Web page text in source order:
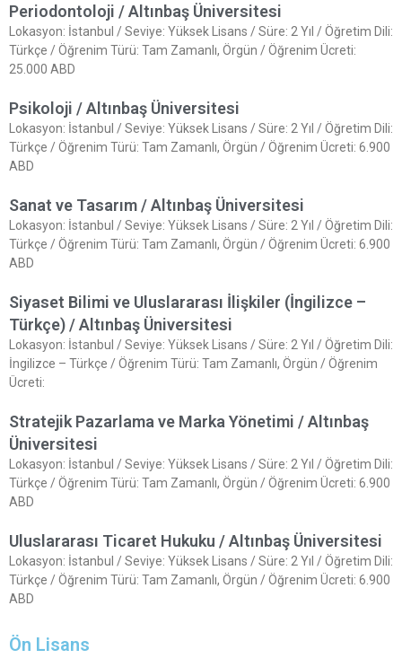
Periodontoloji / Altınbaş Üniversitesi
Lokasyon: İstanbul / Seviye: Yüksek Lisans / Süre: 2 Yıl / Öğretim Dili:
Türkçe / Öğrenim Türü: Tam Zamanlı, Örgün / Öğrenim Ücreti:
25.000 ABD
Psikoloji / Altınbaş Üniversitesi
Lokasyon: İstanbul / Seviye: Yüksek Lisans / Süre: 2 Yıl / Öğretim Dili:
Türkçe / Öğrenim Türü: Tam Zamanlı, Örgün / Öğrenim Ücreti: 6.900
ABD
Sanat ve Tasarım / Altınbaş Üniversitesi
Lokasyon: İstanbul / Seviye: Yüksek Lisans / Süre: 2 Yıl / Öğretim Dili:
Türkçe / Öğrenim Türü: Tam Zamanlı, Örgün / Öğrenim Ücreti: 6.900
ABD
Siyaset Bilimi ve Uluslararası İlişkiler (İngilizce –
Türkçe) / Altınbaş Üniversitesi
Lokasyon: İstanbul / Seviye: Yüksek Lisans / Süre: 2 Yıl / Öğretim Dili:
İngilizce – Türkçe / Öğrenim Türü: Tam Zamanlı, Örgün / Öğrenim
Ücreti:
Stratejik Pazarlama ve Marka Yönetimi / Altınbaş
Üniversitesi
Lokasyon: İstanbul / Seviye: Yüksek Lisans / Süre: 2 Yıl / Öğretim Dili:
Türkçe / Öğrenim Türü: Tam Zamanlı, Örgün / Öğrenim Ücreti: 6.900
ABD
Uluslararası Ticaret Hukuku / Altınbaş Üniversitesi
Lokasyon: İstanbul / Seviye: Yüksek Lisans / Süre: 2 Yıl / Öğretim Dili:
Türkçe / Öğrenim Türü: Tam Zamanlı, Örgün / Öğrenim Ücreti: 6.900
ABD
Ön Lisans